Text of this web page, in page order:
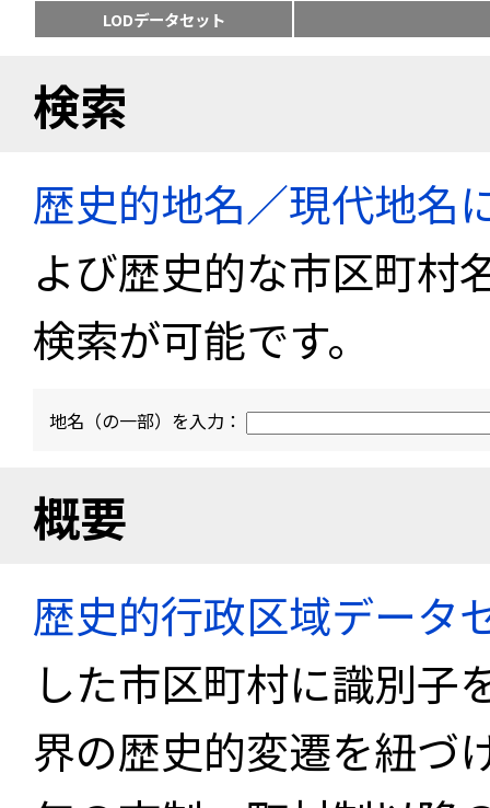
LODデータセット
検索
歴史的地名／現代地名
よび歴史的な市区町村
検索が可能です。
地名（の一部）を入力：
概要
歴史的行政区域データ
した市区町村に識別子
界の歴史的変遷を紐づ